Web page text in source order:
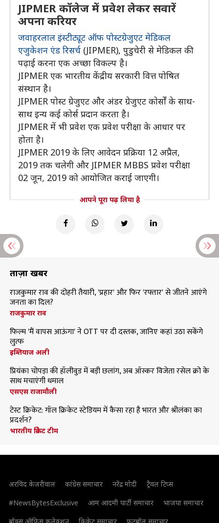
JIPMER कॉलेज में प्रवेश लेकर सवारें
अपना करियर
जवाहरलाल इंस्टीट्यूट ऑफ पोस्टग्रेजुएट मेडिकल
एजुकेशन एंड रिसर्च (JIPMER), पुडुचेरी से मेडिकल की
पढ़ाई करना एक अच्छा विकल्प है।
JIPMER एक भारतीय केंद्रीय सरकारी वित्त पोषित
संस्थान है।
JIPMER पोस्ट ग्रेजुएट और अंडर ग्रेजुएट कोर्सों के साथ-
साथ इन्य कई कोर्स प्रदान करता है।
JIPMER में भी प्रवेश एक प्रवेश परीक्षा के आधार पर
होता है।
JIPMER 2019 के लिए आवेदन प्रक्रिया 12 अप्रैल,
2019 तक चलेगी और JIPMER MBBS प्रवेश परीक्षा
02 जून, 2019 को आयोजित कराई जाएगी।
आपने पूरा पढ़ लिया है
ताज़ा खबरें
राजकुमार राव की दोहरी तैयारी, 'प्रहार' और फिर 'रफ्तार' से जीतने आएंगे
जनता का दिल?
राजकुमार राव
फिल्म 'मैं वापस आऊंगा' ने OTT पर दी दस्तक, जानिए कहां उठा सकेंगे
लुत्फ
इम्तियाज अली
प्रियंका चोपड़ा की हॉलीवुड में बड़ी छलांग, अब ऑस्कर विजेता रसेल क्रो के
साथ मचाएंगी धमाल
एसएस राजामौली
टेस्ट क्रिकेट: गॉल क्रिकेट स्टेडियम में कैसा रहा है भारत और श्रीलंका का
प्रदर्शन?
भारतीय क्रिकेट टीम
अरविंद केजरीवाल कांग्रेस समाचार नरेंद्र मोदी
ट्रैवल टिप्स
#NewsBytesExclusive
आम आदमी पार्टी समाचार
भाजपा समाचार